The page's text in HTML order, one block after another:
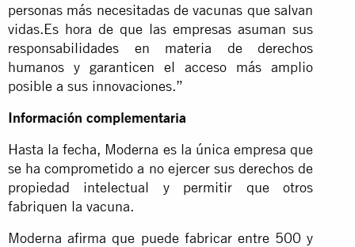
personas más necesitadas de vacunas que salvan
vidas.Es hora de que las empresas asuman sus
responsabilidades en materia de derechos
humanos y garanticen el acceso más amplio
posible a sus innovaciones.”
Información complementaria
Hasta la fecha, Moderna es la única empresa que
se ha comprometido a no ejercer sus derechos de
propiedad intelectual y permitir que otros
fabriquen la vacuna.
Moderna afirma que puede fabricar entre 500 y